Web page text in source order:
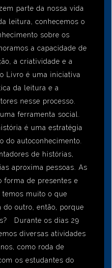
parte da nossa vida
leitura, conhecemos o
sobre os
a capacidade de
a criatividade e a
Livro é uma iniciativa
da leitura e a
nesse processo.
ferramenta social.
é uma estratégia
do autoconhecimento.
de histórias,
aproxima pessoas. As
forma de presentes e
temos muito o que
outro, então, porque
Durante os dias 29
diversas atividades
como roda de
os estudantes do